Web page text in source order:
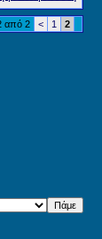
από 2 < 1 2